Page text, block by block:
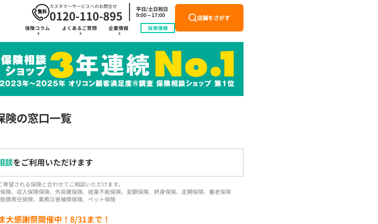
カスタマーサービスへのお問合せ
0120-110-895
平日/土日祝日
9:00～17:00
保険コラム よくあるご質問 企業情報 採用情報
店舗をさがす
険の窓口一覧
談をご利用いただけます
望される保険と合わせてご相談いただけます。
険、収入保障保険、外貨建保険、就業不能保険、変額保険、終身保険、定期保険、養老保険
償責任保険、業務災害補償保険、ペット保険
大感謝祭開催中！8/31まで！